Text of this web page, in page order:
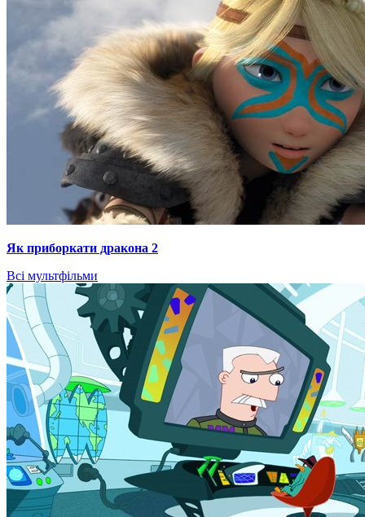
Як приборкати дракона 2
Всі мультфільми